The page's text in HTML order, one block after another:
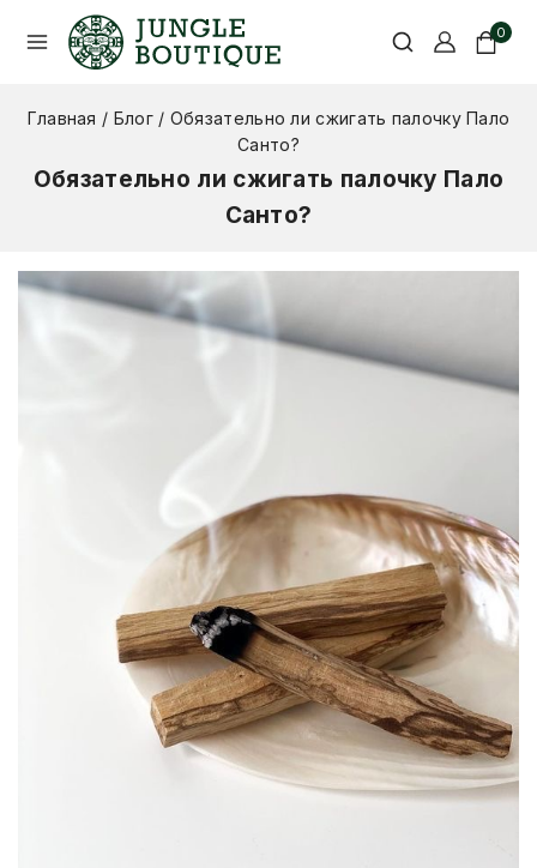
0
Главная / Блог / Обязательно ли сжигать палочку Пало
Санто?
Обязательно ли сжигать палочку Пало
Санто?